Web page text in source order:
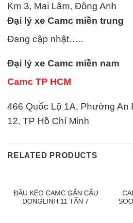
Km 3, Mai Lâm, Đông Anh
Đại lý xe Camc miền trung
Đang cập nhật…..
Đại lý xe Camc miền nam
Camc TP HCM
466 Quốc Lộ 1A, Phường An
12, TP Hồ Chí Minh
RELATED PRODUCTS
ĐẦU KÉO CAMC GẮN CẨU
DONGLINH 11 TẤN 7